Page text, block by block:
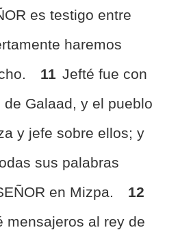
es testigo entre
haremos
11 Jefté fue con
Galaad, y el pueblo
y jefe sobre ellos; y
sus palabras
en Mizpa.
12
mensajeros al rey de